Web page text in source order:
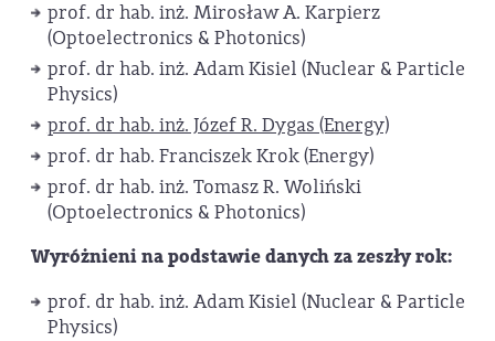
prof. dr hab. inż. Mirosław A. Karpierz
(Optoelectronics & Photonics)
prof. dr hab. inż. Adam Kisiel (Nuclear & Particle
Physics)
prof. dr hab. inż. Józef R. Dygas (Energy)
prof. dr hab. Franciszek Krok (Energy)
prof. dr hab. inż. Tomasz R. Woliński
(Optoelectronics & Photonics)
Wyróżnieni na podstawie danych za zeszły rok:
prof. dr hab. inż. Adam Kisiel (Nuclear & Particle
Physics)